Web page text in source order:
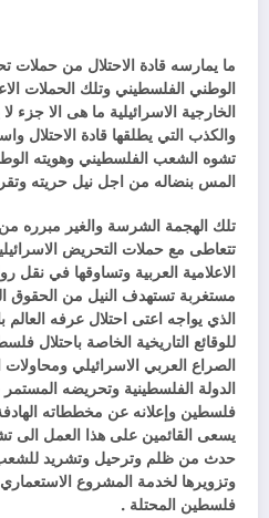
ما يمارسه قادة الاحتلال من حملات
الوطني الفلسطيني وتلك الحملات
الخارجية الاسرائيلية ما هى الا جزء
والكذب التي يطلقها قادة الاحتلال
تشوه الشعب الفلسطيني وهويته
المس بنضاله من اجل نيل حريته
تلك الهجمة الشرسة والغير مبرره
تتعاطى مع حملات التحريض
الاعلامية العربية وتساوقها في نقل
مستغربة تستهدف النيل من الحقوق
الذي يواجه اعتى احتلال عرفه العالم
للوقائع التاريخية الخاصة
الصراع العربي الاسرائيلي ومحاولات
الدولة الفلسطينية وتحريضه المستمر
فلسطين وإعلانه عن مخططاته
يسعى القائمين على هذا العمل الى
حدث من ظلم وترحيل وتشريد
وتزويرها لخدمة المشروع
فلسطين المحتلة .